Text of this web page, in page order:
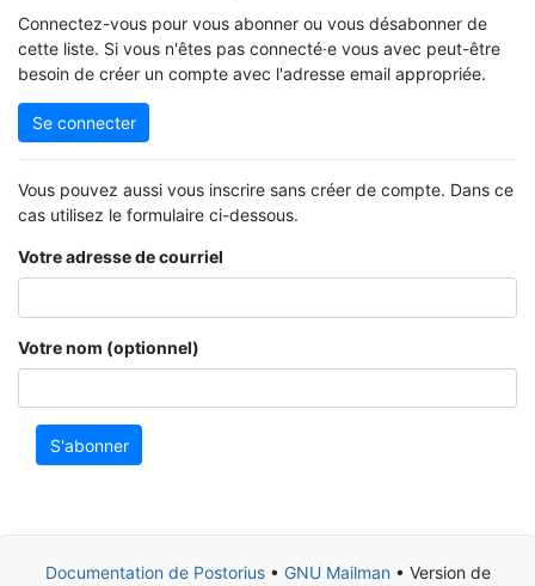
Connectez-vous pour vous abonner ou vous désabonner de
cette liste. Si vous n'êtes pas connecté·e vous avec peut-être
besoin de créer un compte avec l'adresse email appropriée.
Se connecter
Vous pouvez aussi vous inscrire sans créer de compte. Dans ce
cas utilisez le formulaire ci-dessous.
Votre adresse de courriel
Votre nom (optionnel)
S'abonner
Documentation de Postorius• GNU Mailman• Version de